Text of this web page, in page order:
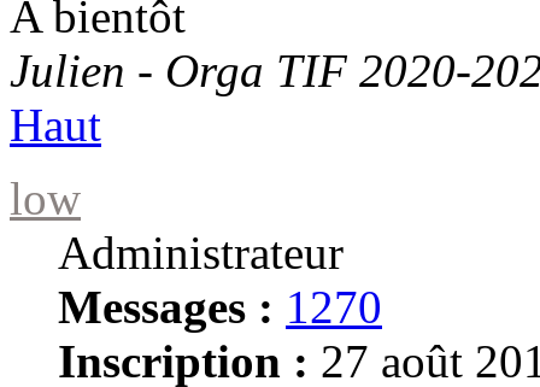
A bientôt
Julien - Orga TIF 2020-
Haut
low
Administrateur
Messages : 1270
Inscription : 27 août